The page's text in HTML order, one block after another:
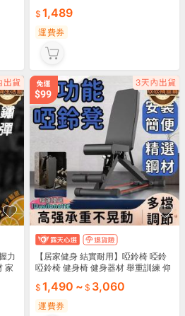
筋 1,489
運費券
力
家
【居家健身 結實耐用】啞鈴椅 啞鈴
啞鈴椅 健身椅 健身器材 舉重訓練 仰
1,490 ~ 3,060
運費券